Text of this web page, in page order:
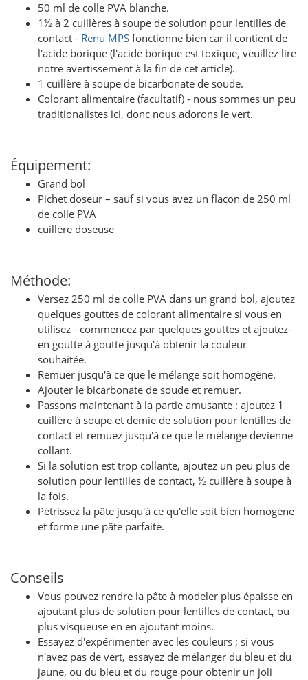
50 ml de colle PVA blanche.
1½ à 2 cuillères à soupe de solution pour lentilles de
contact - Renu MPS fonctionne bien car il contient de
l'acide borique (l'acide borique est toxique, veuillez lire
notre avertissement à la fin de cet article).
1 cuillère à soupe de bicarbonate de soude.
Colorant alimentaire (facultatif) - nous sommes un peu
traditionalistes ici, donc nous adorons le vert.
Équipement:
Grand bol
Pichet doseur – sauf si vous avez un flacon de 250 ml
de colle PVA
cuillère doseuse
Méthode:
Versez 250 ml de colle PVA dans un grand bol, ajoutez
quelques gouttes de colorant alimentaire si vous en
utilisez - commencez par quelques gouttes et ajoutez-
en goutte à goutte jusqu'à obtenir la couleur
souhaitée.
Remuer jusqu'à ce que le mélange soit homogène.
Ajouter le bicarbonate de soude et remuer.
Passons maintenant à la partie amusante : ajoutez 1
cuillère à soupe et demie de solution pour lentilles de
contact et remuez jusqu'à ce que le mélange devienne
collant.
Si la solution est trop collante, ajoutez un peu plus de
solution pour lentilles de contact, ½ cuillère à soupe à
la fois.
Pétrissez la pâte jusqu'à ce qu'elle soit bien homogène
et forme une pâte parfaite.
Conseils
Vous pouvez rendre la pâte à modeler plus épaisse en
ajoutant plus de solution pour lentilles de contact, ou
plus visqueuse en en ajoutant moins.
Essayez d'expérimenter avec les couleurs ; si vous
n'avez pas de vert, essayez de mélanger du bleu et du
jaune, ou du bleu et du rouge pour obtenir un joli